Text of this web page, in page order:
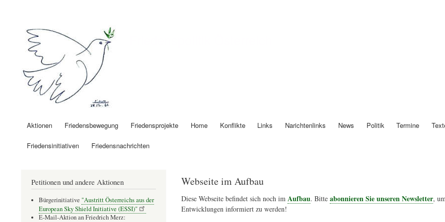
Hauptnavigation
Aktionen Friedensbewegung Friedensprojekte Home Konflikte Links Narichtenlinks News Politik Termine
Friedensinitiativen Friedensnachrichten
Webseite im Aufbau
Diese Webseite befindet sich noch im Aufbau. Bitte abonnieren Sie unseren Newsletter,
Entwicklungen informiert zu werden!
Petitionen und andere Aktionen
Bürgerinitiative "Austritt Österreichs aus der
European Sky Shield Initiative (ESSI)"
E-Mail-Aktion an Friedrich Merz: